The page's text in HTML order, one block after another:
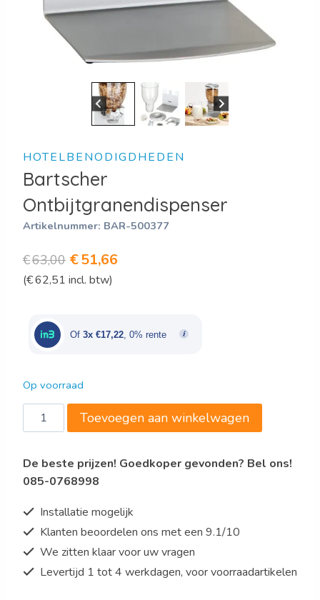
HOTELBENODIGDHEDEN
Bartscher
Ontbijtgranendispenser
Artikelnummer: BAR-500377
€63,00 Oorspronkelijke
prijs
€63,00.
€51,66
€51,66.
(€62,51 incl. btw)
Of 3x €17,22 , 0% rente
Op voorraad
Bartscher
Ontbijtgranendispenser
Toevoegen aan winkelwagen
De beste prijzen! Goedkoper gevonden? Bel ons!
085-0768998
Installatie mogelijk
Klanten beoordelen ons met een 9.1/10
We zitten klaar voor uw vragen
Levertijd 1 tot 4 werkdagen, voor voorraadartikelen